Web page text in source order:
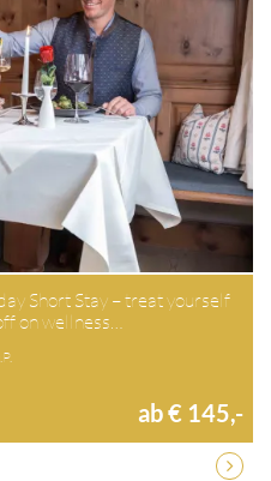
Short Stay – treat yourself
on wellness…
ab € 145,-